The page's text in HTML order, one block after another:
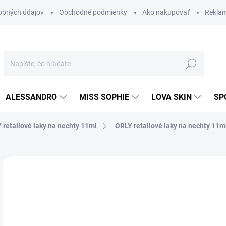
údajov Obchodné podmienky Ako nakupovať
Hľadať
ALESSANDRO MISS SOPHIE LOVA SKIN
retailové laky na nechty 11ml ORLY retailové laky na nechty